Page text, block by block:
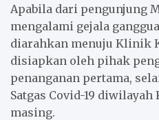
Apabila dari pengunjung
mengalami gejala
diarahkan menuju Klinik
disiapkan oleh pihak
penanganan pertama,
Satgas Covid-19
masing.